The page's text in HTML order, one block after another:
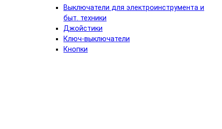
Выключатели для электроинструмента и
быт. техники
Джойстики
Ключ-выключатели
Кнопки